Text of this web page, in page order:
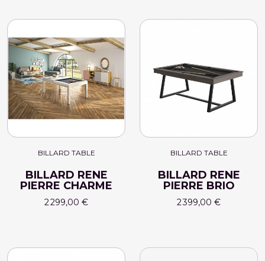
BILLARD TABLE
BILLARD RENE
PIERRE CHARME
2 299,00 €
BILLARD TABLE
BILLARD RENE
PIERRE BRIO
2 399,00 €